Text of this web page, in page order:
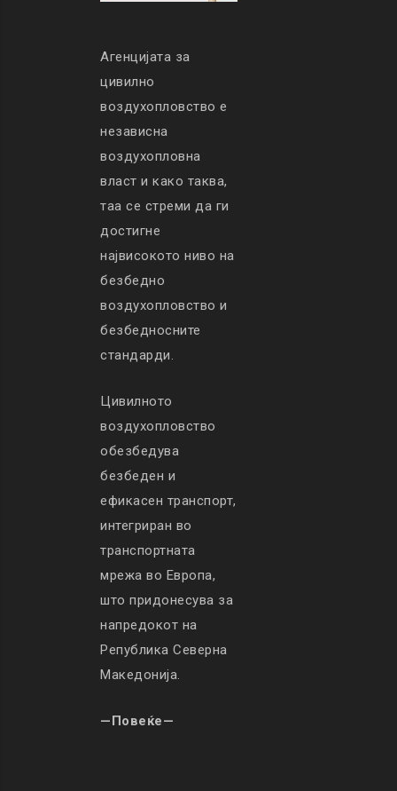
Агенцијата за
цивилно
воздухопловство е
независна
воздухопловна
власт и како таква,
таа се стреми да ги
достигне
највисокото ниво на
безбедно
воздухопловство и
безбедносните
стандарди.
Цивилното
воздухопловство
обезбедува
безбеден и
ефикасен транспорт,
интегриран во
транспортната
мрежа во Европа,
што придонесува за
напредокот на
Република Северна
Македонија.
—Повеќе—